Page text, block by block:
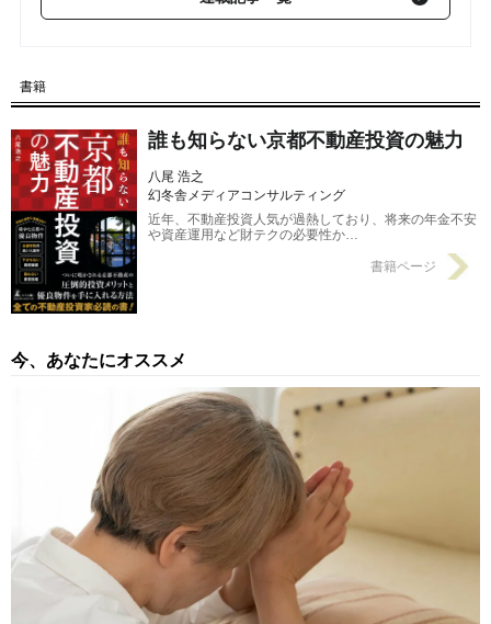
【第13回】 京都不動産購入に役立つ予備知識…文化遺産の所在
【第12回】 洛東、洛西、洛南、洛北…京都「洛外エリア」の特
書籍
誰も知らない京都不動産投資の魅力
八尾 浩之
幻冬舎メディアコンサルティング
近年、不動産投資人気が過熱しており、将来の年金不安
や資産運用など財テクの必要性か…
書籍ページ
今、あなたにオススメ